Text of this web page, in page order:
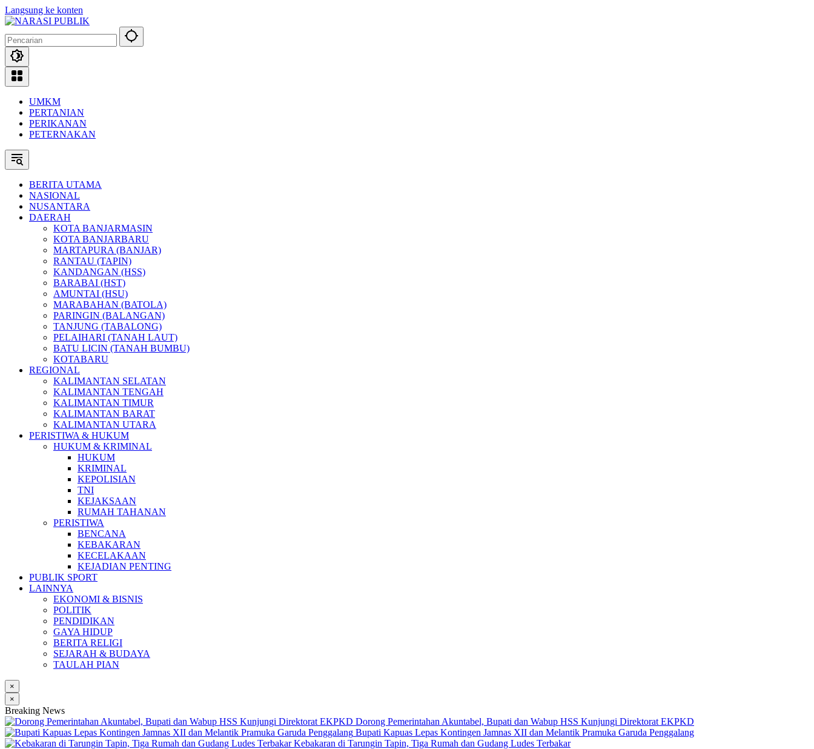
Langsung ke konten
UMKM
PERTANIAN
PERIKANAN
PETERNAKAN
BERITA UTAMA
NASIONAL
NUSANTARA
DAERAH
KOTA BANJARMASIN
KOTA BANJARBARU
MARTAPURA (BANJAR)
RANTAU (TAPIN)
KANDANGAN (HSS)
BARABAI (HST)
AMUNTAI (HSU)
MARABAHAN (BATOLA)
PARINGIN (BALANGAN)
TANJUNG (TABALONG)
PELAIHARI (TANAH LAUT)
BATU LICIN (TANAH BUMBU)
KOTABARU
REGIONAL
KALIMANTAN SELATAN
KALIMANTAN TENGAH
KALIMANTAN TIMUR
KALIMANTAN BARAT
KALIMANTAN UTARA
PERISTIWA & HUKUM
HUKUM & KRIMINAL
HUKUM
KRIMINAL
KEPOLISIAN
TNI
KEJAKSAAN
RUMAH TAHANAN
PERISTIWA
BENCANA
KEBAKARAN
KECELAKAAN
KEJADIAN PENTING
PUBLIK SPORT
LAINNYA
EKONOMI & BISNIS
POLITIK
PENDIDIKAN
GAYA HIDUP
BERITA RELIGI
SEJARAH & BUDAYA
TAULAH PIAN
×
×
Breaking News
Dorong Pemerintahan Akuntabel, Bupati dan Wabup HSS Kunjungi Direktorat EKPKD
Bupati Kapuas Lepas Kontingen Jamnas XII dan Melantik Pramuka Garuda Penggalang
Kebakaran di Tarungin Tapin, Tiga Rumah dan Gudang Ludes Terbakar